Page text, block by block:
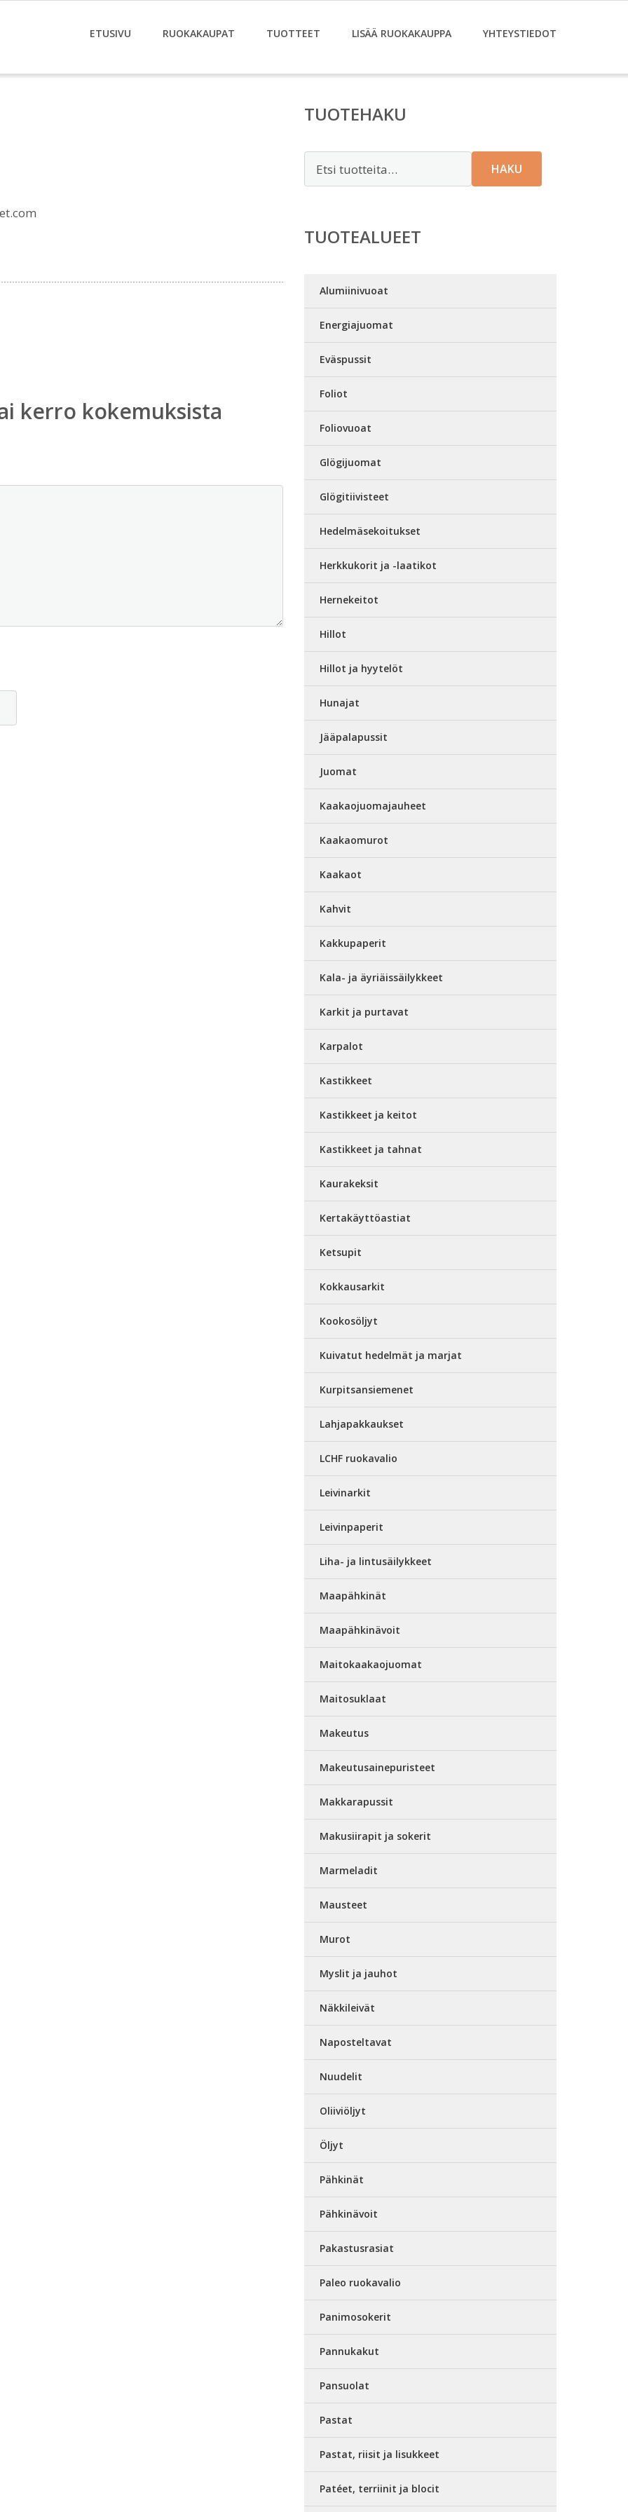
ETUSIVU RUOKAKAUPAT TUOTTEET LISÄÄ RUOKAKAUPPA YHTEYSTIEDOT
kerro kokemuksista
TUOTEHAKU
HAKU
TUOTEALUEET
Alumiinivuoat
Energiajuomat
Eväspussit
Foliot
Foliovuoat
Glögijuomat
Glögitiivisteet
Hedelmäsekoitukset
Herkkukorit ja -laatikot
Hernekeitot
Hillot
Hillot ja hyytelöt
Hunajat
Jääpalapussit
Juomat
Kaakaojuomajauheet
Kaakaomurot
Kaakaot
Kahvit
Kakkupaperit
Kala- ja äyriäissäilykkeet
Karkit ja purtavat
Karpalot
Kastikkeet
Kastikkeet ja keitot
Kastikkeet ja tahnat
Kaurakeksit
Kertakäyttöastiat
Ketsupit
Kokkausarkit
Kookosöljyt
Kuivatut hedelmät ja marjat
Kurpitsansiemenet
Lahjapakkaukset
LCHF ruokavalio
Leivinarkit
Leivinpaperit
Liha- ja lintusäilykkeet
Maapähkinät
Maapähkinävoit
Maitokaakaojuomat
Maitosuklaat
Makeutus
Makeutusainepuristeet
Makkarapussit
Makusiirapit ja sokerit
Marmeladit
Mausteet
Murot
Myslit ja jauhot
Näkkileivät
Naposteltavat
Nuudelit
Oliiviöljyt
Öljyt
Pähkinät
Pähkinävoit
Pakastusrasiat
Paleo ruokavalio
Panimosokerit
Pannukakut
Pansuolat
Pastat
Pastat, riisit ja lisukkeet
Patéet, terriinit ja blocit